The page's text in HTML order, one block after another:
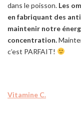
dans le poisson. Les
en fabriquant des
maintenir notre
concentration.
c’est PARFAIT!
Vitamine C.